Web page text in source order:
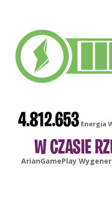
4.812.653 Energia
W CZASIE
gonsabella